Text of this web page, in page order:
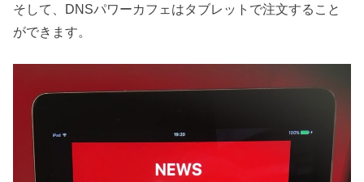
そして、DNSパワーカフェはタブレットで注文すること
ができます。